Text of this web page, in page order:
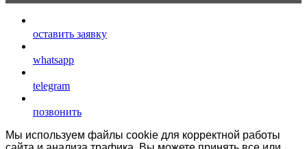
оставить заявку
whatsapp
telegram
позвонить
Мы используем файлы cookie для корректной работы